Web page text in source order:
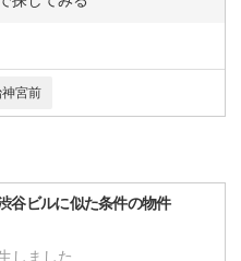
宮前
谷ビルに似た条件の物件
しました